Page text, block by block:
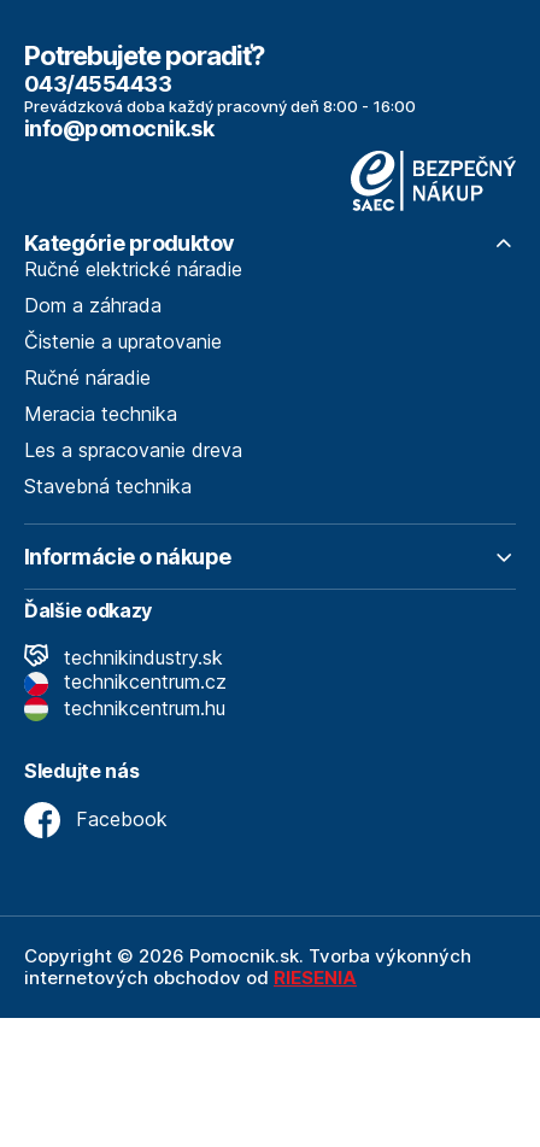
Potrebujete poradiť?
043/4554433
Prevádzková doba každý pracovný deň 8:00 - 16:00
info@pomocnik.sk
Kategórie produktov
Ručné elektrické náradie
Dom a záhrada
Čistenie a upratovanie
Ručné náradie
Meracia technika
Les a spracovanie dreva
Stavebná technika
Informácie o nákupe
Ďalšie odkazy
technikindustry.sk
technikcentrum.cz
technikcentrum.hu
Sledujte nás
Facebook
Copyright © 2026 Pomocnik.sk. Tvorba výkonných
internetových obchodov od RIESENIA